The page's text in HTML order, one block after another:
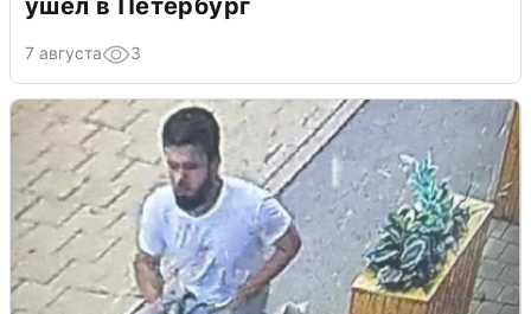
ушел в Петербург
7 августа 3